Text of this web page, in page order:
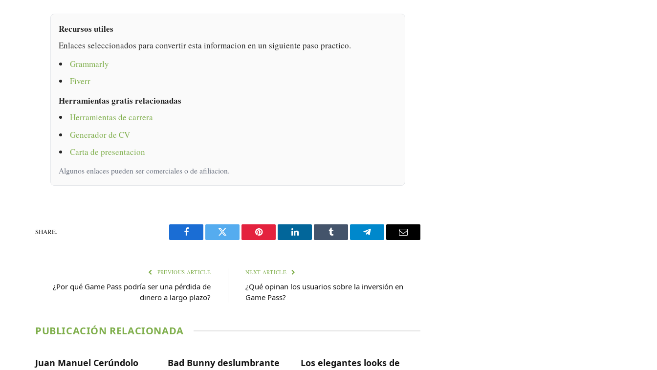
Recursos utiles
Enlaces seleccionados para convertir esta informacion en un siguiente paso practico.
Grammarly
Fiverr
Herramientas gratis relacionadas
Herramientas de carrera
Generador de CV
Carta de presentacion
Algunos enlaces pueden ser comerciales o de afiliacion.
SHARE.
Facebook Twitter Pinterest LinkedIn Tumblr Telegram Email
PREVIOUS ARTICLE
¿Por qué Game Pass podría ser una pérdida de
dinero a largo plazo?
NEXT ARTICLE
¿Qué opinan los usuarios sobre la inversión en
Game Pass?
PUBLICACIÓN RELACIONADA
Juan Manuel Cerúndolo
Bad Bunny deslumbrante
Los elegantes looks de